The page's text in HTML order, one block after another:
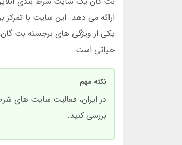
ارائه می دهد. این سایت با
یکی از ویژگی های برجسته بت
حیاتی است.
نکته مهم
در ایران، فعالیت سایت های
بررسی کنید.